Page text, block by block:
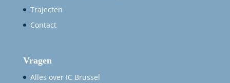
Trajecten
Contact
Vragen
Alles over IC Brussel